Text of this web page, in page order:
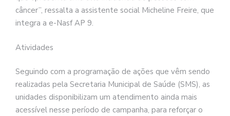
câncer”, ressalta a assistente social Micheline Freire, que
integra a e-Nasf AP 9.
Atividades
Seguindo com a programação de ações que vêm sendo
realizadas pela Secretaria Municipal de Saúde (SMS), as
unidades disponibilizam um atendimento ainda mais
acessível nesse período de campanha, para reforçar o